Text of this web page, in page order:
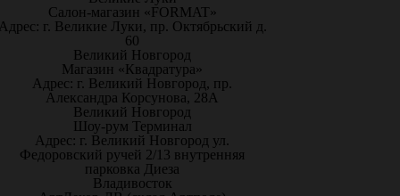
Салон-магазин «FORMAT»
г. Великие Луки, пр. Октябрьский д.
60
Великий Новгород
Магазин «Квадратура»
Адрес: г. Великий Новгород, пр.
Александра Корсунова, 28А
Великий Новгород
Шоу-рум Терминал
Адрес: г. Великий Новгород ул.
Федоровский ручей 2/13 внутренняя
парковка Диеза
Владивосток